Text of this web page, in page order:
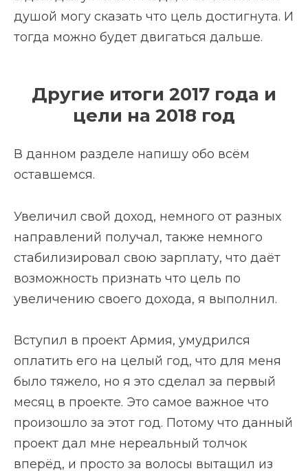
душой могу сказать что цель достигнута. И
тогда можно будет двигаться дальше.
Другие итоги 2017 года и
цели на 2018 год
В данном разделе напишу обо всём
оставшемся.
Увеличил свой доход, немного от разных
направлений получал, также немного
стабилизировал свою зарплату, что даёт
возможность признать что цель по
увеличению своего дохода, я выполнил.
Вступил в проект Армия, умудрился
оплатить его на целый год, что для меня
было тяжело, но я это сделал за первый
месяц в проекте. Это самое важное что
произошло за этот год. Потому что данный
проект дал мне нереальный толчок
вперёд, и просто за волосы вытащил из